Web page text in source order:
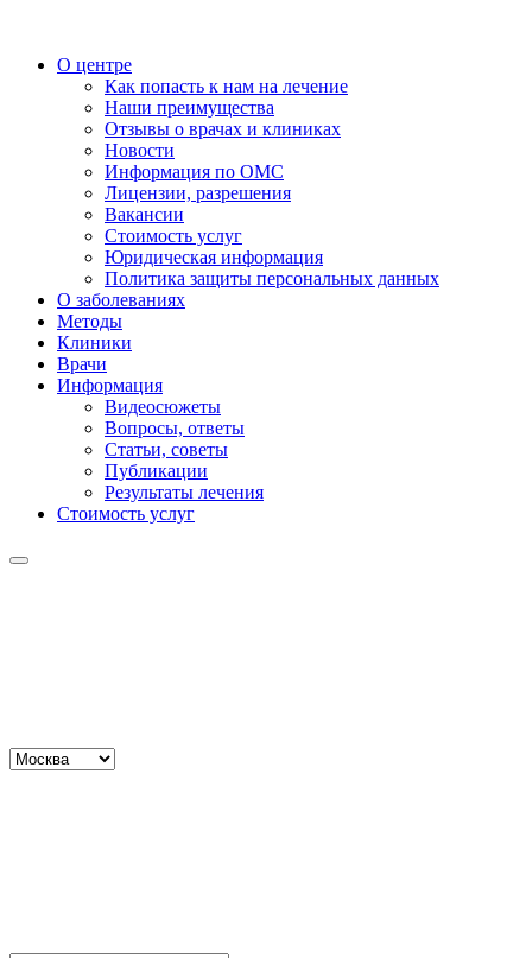
О центре
Как попасть к нам на лечение
Наши преимущества
Отзывы о врачах и клиниках
Новости
Информация по ОМС
Лицензии, разрешения
Вакансии
Стоимость услуг
Юридическая информация
Политика защиты персональных данных
О заболеваниях
Методы
Клиники
Врачи
Информация
Видеосюжеты
Вопросы, ответы
Статьи, советы
Публикации
Результаты лечения
Стоимость услуг